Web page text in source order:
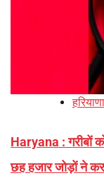
हरियाणा
Haryana : गरीबों
छह हजार जोड़ों ने